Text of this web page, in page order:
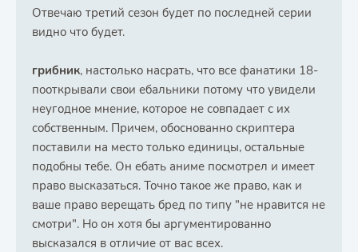
Отвечаю третий сезон будет по последней серии
видно что будет.
грибник, настолько насрать, что все фанатики 18-
пооткрывали свои ебальники потому что увидели
неугодное мнение, которое не совпадает с их
собственным. Причем, обоснованно скриптера
поставили на место только единицы, остальные
подобны тебе. Он ебать аниме посмотрел и имеет
право высказаться. Точно такое же право, как и
ваше право верещать бред по типу "не нравится не
смотри". Но он хотя бы аргументированно
высказался в отличие от вас всех.